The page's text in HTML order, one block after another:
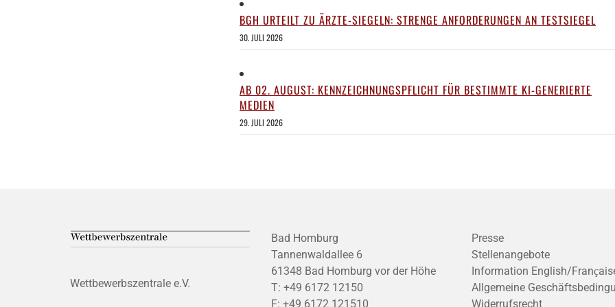
BGH URTEILT ZU ÄRZTE-SIEGELN: STRENGE ANFORDERUNGEN AN TESTSIEGEL
30. JULI 2026
AB 02. AUGUST: KENNZEICHNUNGSPFLICHT FÜR BESTIMMTE KI-GENERIERTE
MEDIEN
29. JULI 2026
Wettbewerbszentrale e.V.
Bad Homburg
Tannenwaldallee 6
61348 Bad Homburg vor der Höhe
T: +49 6172 12150
F: +49 6172 121510
Presse
Stellenangebote
Information English/
Allgemeine
Widerrufsrecht